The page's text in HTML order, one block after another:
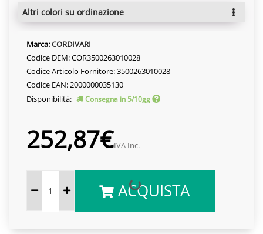
altri colori su ordinazione
Marca:CORDIVARI
Codice DEM: COR3500263010028
Codice Articolo Fornitore: 3500263010028
Codice EAN: 2000000035130
Disponibilità:
Consegna in 5/10gg
252,87€IVA Inc.
ACQUISTA